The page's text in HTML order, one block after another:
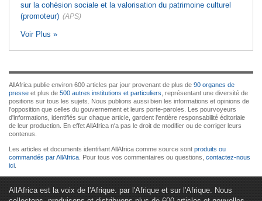
sur la cohésion sociale et la valorisation du patrimoine culturel
(promoteur) (APS)
Voir Plus »
AllAfrica publie environ 600 articles par jour provenant de plus de 90 organes de
presse et plus de 500 autres institutions et particuliers , représentant une diversité de
positions sur tous les sujets. Nous publions aussi bien les informations et opinions de
l'opposition que celles du gouvernement et leurs porte-paroles. Les pourvoyeurs
d'informations, identifiés sur chaque article, gardent l'entière responsabilité éditoriale
de leur production. En effet AllAfrica n'a pas le droit de modifier ou de corriger leurs
contenus.
Les articles et documents identifiant AllAfrica comme source sont produits ou
commandés par AllAfrica . Pour tous vos commentaires ou questions, contactez-nous
ici
AllAfrica est la voix de l'Afrique. par l'Afrique et sur l'Afrique. Nous